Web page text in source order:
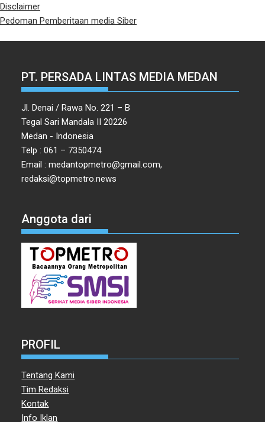
Disclaimer
Pedoman Pemberitaan media Siber
PT. PERSADA LINTAS MEDIA MEDAN
Jl. Denai / Rawa No. 221 – B
Tegal Sari Mandala II 20226
Medan - Indonesia
Telp : 061 – 7350474
Email : medantopmetro@gmail.com,
redaksi@topmetro.news
Anggota dari
PROFIL
Tentang Kami
Tim Redaksi
Kontak
Info Iklan